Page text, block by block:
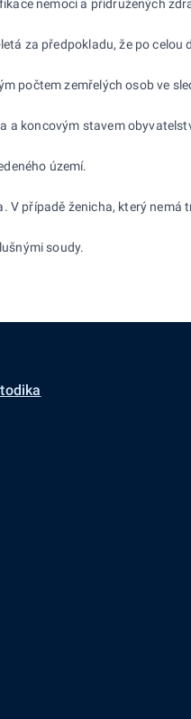
nemocí a přidružených
za předpokladu, že po
počtem zemřelých osob ve
koncovým stavem
území.
případě ženicha, který
soudy.